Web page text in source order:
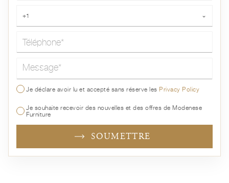
+1 ⌄
Message*
Je déclare avoir lu et accepté sans réserve lesPrivacy Policy
Je souhaite recevoir des nouvelles et des offres de Modenese
Furniture
SOUMETTRE